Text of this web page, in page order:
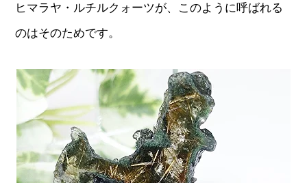
ヒマラヤ・ルチルクォーツが、このように呼ばれる
のはそのためです。